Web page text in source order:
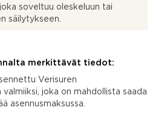
soveltuu oleskeluun tai
säilytykseen.
merkittävät tiedot:
Verisuren
valmiiksi, joka on mahdollista saada
asennusmaksussa.